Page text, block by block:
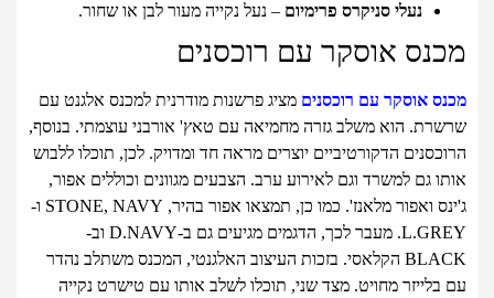
נעלי סניקרס פרימיום – נעל נקייה מעור לבן או שחור.
מכנס אוסקר עם רוכסנים
מכנס אוסקר עם רוכסנים מציג פרשנות מודרנית למכנס אלגנט עם
שרשרת. הוא משלב גזרה מחמיאה עם טאץ' אורבני עוצמתי. בנוסף,
הרוכסנים הדקורטיביים יוצרים מראה חד ומדויק. לכן, תוכלו ללבוש
אותו גם למשרד וגם לאירוע ערב. הצבעים מגוונים וכוללים אפור,
ג'ינס ואפור מלאנז'. כמו כן, תמצאו אפור בהיר, STONE, NAVY ו-
L.GREY. מעבר לכך, הדגמים מגיעים גם ב-D.NAVY וב-
BLACK הקלאסי. בזכות העיצוב האלגנטי, המכנס משתלב נהדר
עם בלייזר מחויט. מצד שני, תוכלו לשלב אותו עם טישרט נקייה